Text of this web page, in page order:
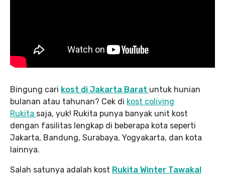
Bingung cari kost di Jakarta Barat untuk hunian
bulanan atau tahunan? Cek di kost coliving
Rukita saja, yuk! Rukita punya banyak unit kost
dengan fasilitas lengkap di beberapa kota seperti
Jakarta, Bandung, Surabaya, Yogyakarta, dan kota
lainnya.
Salah satunya adalah kost Rukita Winter Tawakal